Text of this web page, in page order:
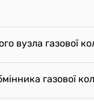
вузла газової
газової